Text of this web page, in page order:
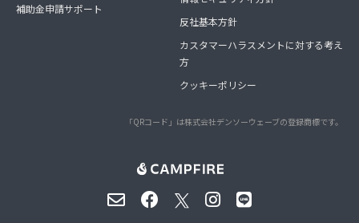
補助金申請サポート
反社基本方針
カスタマーハラスメントに対する考え
方
クッキーポリシー
「QRコード」は株式会社デンソーウェーブの登録商標です。